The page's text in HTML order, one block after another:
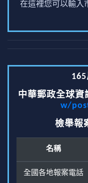
在這裡您可以輸入
中華郵政全球資
w/
檢舉報
名稱
全國各地報案電話